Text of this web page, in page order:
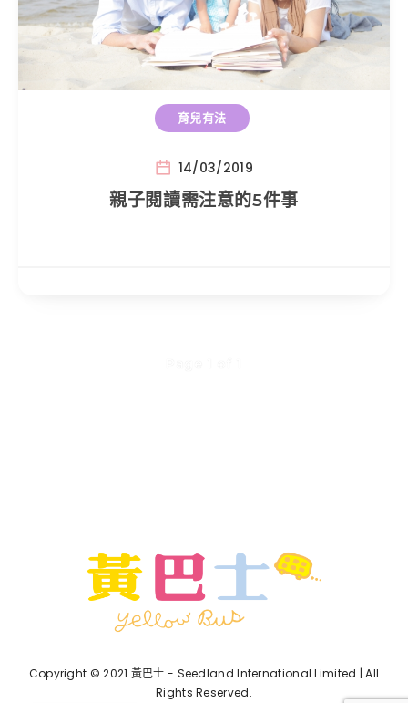
育兒有法
14/03/2019
親子閱讀需注意的5件事
Copyright © 2021 黃巴士 - Seedland International Limited | All
Rights Reserved.